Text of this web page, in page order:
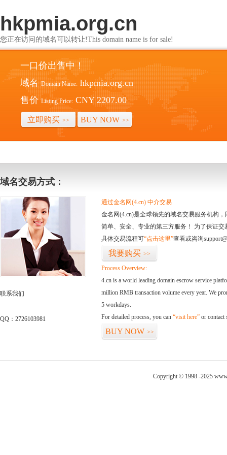
hkpmia.org.cn
您正在访问的域名可以转让!This domain name is for sale!
一口价出售中！
域名 Domain Name: hkpmia.org.cn
售价 Listing Price: CNY 2207.00
立即购买 >> BUY NOW >>
域名交易方式：
联系我们
QQ：2726103981
通过金名网(4.cn) 中介交易
金名网(4.cn)是全球领先的域名交易服务机构
简单、安全、专业的第三方服务！ 为了保证
具体交易流程可“点击这里”查看或咨询
我要购买 >>
Process Overview:
4.cn is a world leading domain escrow service
million RMB transaction volume every year. We
5 workdays.
For detailed process, you can “visit here” or contact
BUY NOW >>
Copyright © 1998 -2025